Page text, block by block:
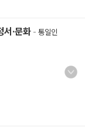
서·문화 - 통일인